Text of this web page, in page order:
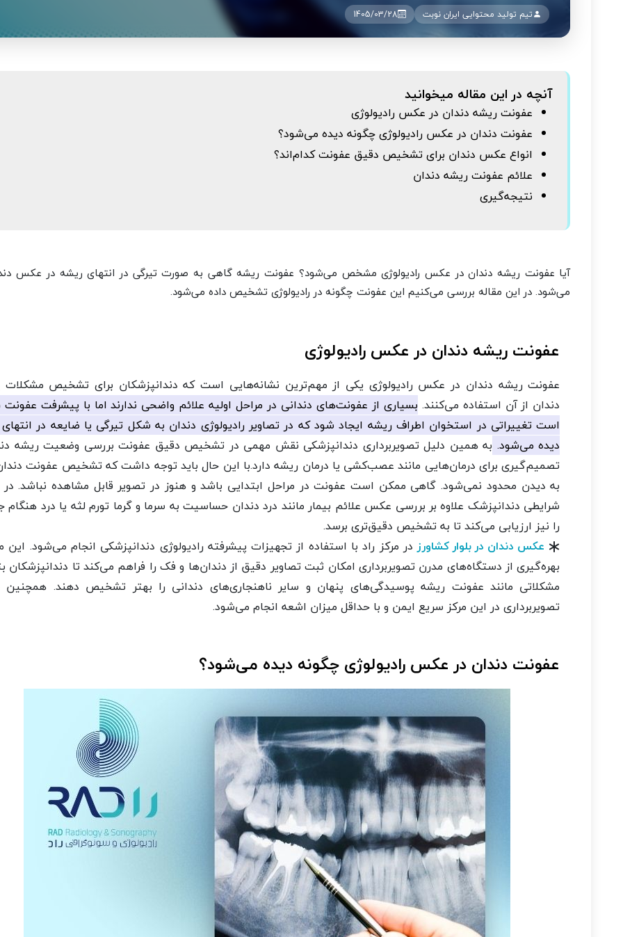
تیم تولید محتوایی ایران نوبت 1405/03/28
آنچه در این مقاله میخوانید
عفونت ریشه دندان در عکس رادیولوژی
عفونت دندان در عکس رادیولوژی چگونه دیده می‌شود؟
انواع عکس دندان برای تشخیص دقیق عفونت کدام‌اند؟
علائم عفونت ریشه دندان
نتیجه‌گیری
آیا عفونت ریشه دندان در عکس رادیولوژی مشخص می‌شود؟ عفونت ریشه گاهی به صورت تیرگی در انتهای ریشه در عکس
می‌شود. در این مقاله بررسی می‌کنیم این عفونت چگونه در رادیولوژی تشخیص داده می‌شود.
عفونت ریشه دندان در عکس رادیولوژی
عفونت ریشه دندان در عکس رادیولوژی یکی از مهم‌ترین نشانه‌هایی است که دندانپزشکان برای تشخیص مشکلات
دندان از آن استفاده می‌کنند. بسیاری از عفونت‌های دندانی در مراحل اولیه علائم واضحی ندارند اما با پیشرفت
است تغییراتی در استخوان اطراف ریشه ایجاد شود که در تصاویر رادیولوژی دندان به شکل تیرگی یا ضایعه در
دیده می‌شود. به همین دلیل تصویربرداری دندانپزشکی نقش مهمی در تشخیص دقیق عفونت بررسی وضعیت ریشه
تصمیم‌گیری برای درمان‌هایی مانند عصب‌کشی یا درمان ریشه دارد.با این حال باید توجه داشت که تشخیص عفونت
به دیدن محدود نمی‌شود. گاهی ممکن است عفونت در مراحل ابتدایی باشد و هنوز در تصویر قابل مشاهده نباشد.
شرایطی دندانپزشک علاوه بر بررسی عکس علائم بیمار مانند درد دندان حساسیت به سرما و گرما تورم لثه یا درد هنگام
را نیز ارزیابی می‌کند تا به تشخیص دقیق‌تری برسد.
عکس دندان در بلوار کشاورز در مرکز راد با استفاده از تجهیزات پیشرفته رادیولوژی دندانپزشکی انجام می‌شود. این
بهره‌گیری از دستگاه‌های مدرن تصویربرداری امکان ثبت تصاویر دقیق از دندان‌ها و فک را فراهم می‌کند تا دندانپزشکان
مشکلاتی مانند عفونت ریشه پوسیدگی‌های پنهان و سایر ناهنجاری‌های دندانی را بهتر تشخیص دهند. همچنین
تصویربرداری در این مرکز سریع ایمن و با حداقل میزان اشعه انجام می‌شود.
عفونت دندان در عکس رادیولوژی چگونه دیده می‌شود؟